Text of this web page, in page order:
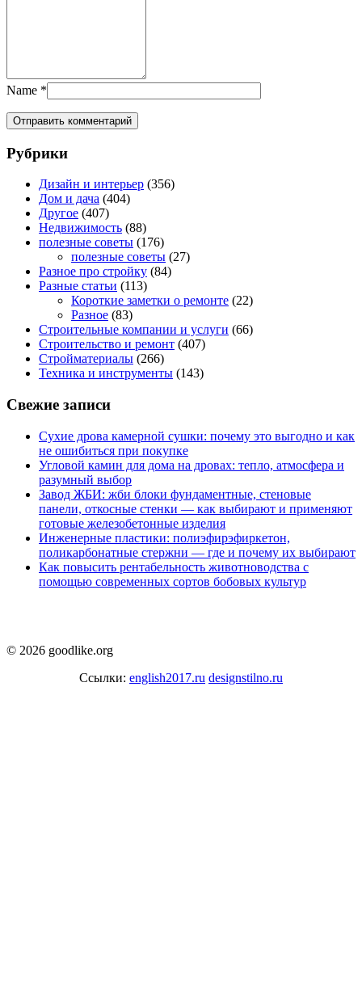
Name *
Рубрики
Дизайн и интерьер (356)
Дом и дача (404)
Другое (407)
Недвижимость (88)
полезные советы (176)
полезные советы (27)
Разное про стройку (84)
Разные статьи (113)
Короткие заметки о ремонте (22)
Разное (83)
Строительные компании и услуги (66)
Строительство и ремонт (407)
Стройматериалы (266)
Техника и инструменты (143)
Свежие записи
Сухие дрова камерной сушки: почему это выгодно и как
не ошибиться при покупке
Угловой камин для дома на дровах: тепло, атмосфера и
разумный выбор
Завод ЖБИ: жби блоки фундаментные, стеновые
панели, откосные стенки — как выбирают и применяют
готовые железобетонные изделия
Инженерные пластики: полиэфирэфиркетон,
поликарбонатные стержни — где и почему их выбирают
Как повысить рентабельность животноводства с
помощью современных сортов бобовых культур
© 2026 goodlike.org
Ссылки: english2017.ru designstilno.ru